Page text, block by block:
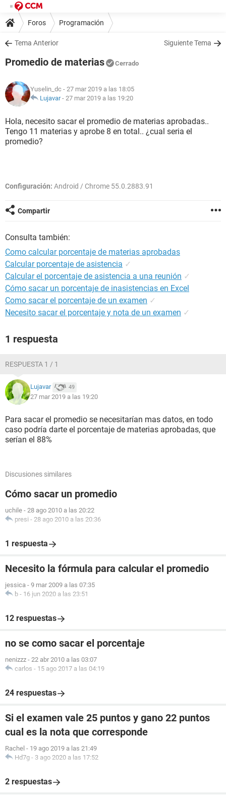
Foros Programación
Tema Anterior Siguiente Tema
Promedio de materias Cerrado
Yuselin_dc - 27 mar 2019 a las 18:05
Lujavar- 27 mar 2019 a las 19:20
Hola, necesito sacar el promedio de materias aprobadas..
Tengo 11 materias y aprobe 8 en total.. ¿cual seria el
promedio?
Configuración: Android / Chrome 55.0.2883.91
Compartir
Consulta también:
Como calcular porcentaje de materias aprobadas
Calcular porcentaje de asistencia ✓
Calcular el porcentaje de asistencia a una reunión ✓
Cómo sacar un porcentaje de inasistencias en Excel
Como sacar el porcentaje de un examen ✓
Necesito sacar el porcentaje y nota de un examen ✓
1 respuesta
RESPUESTA 1 / 1
Lujavar 49
27 mar 2019 a las 19:20
Para sacar el promedio se necesitarían mas datos, en todo
caso podría darte el porcentaje de materias aprobadas, que
serían el 88%
Discusiones similares
Cómo sacar un promedio
uchile - 28 ago 2010 a las 20:22
presi - 28 ago 2010 a las 20:36
1 respuesta
Necesito la fórmula para calcular el promedio
jessica - 9 mar 2009 a las 07:35
b - 16 jun 2020 a las 23:51
12 respuestas
no se como sacar el porcentaje
nenizzz - 22 abr 2010 a las 03:07
carlos - 15 ago 2017 a las 04:19
24 respuestas
Si el examen vale 25 puntos y gano 22 puntos
cual es la nota que corresponde
Rachel - 19 ago 2019 a las 21:49
Hd7g - 3 ago 2020 a las 17:52
2 respuestas